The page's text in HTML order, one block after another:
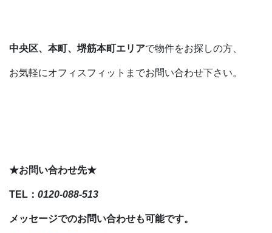
中央区、本町、堺筋本町エリアで物件をお探しの方、
お気軽にオフィスフィットまでお問い合わせ下さい。
★お問い合わせ先★
TEL： 0120-088-513
メッセージでのお問い合わせも可能です。